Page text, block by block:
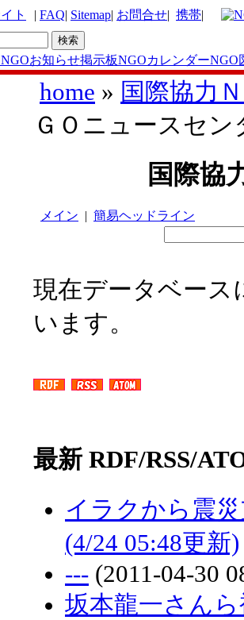
| FAQ| Sitemap| お問合せ| 携帯|
NGOお知らせ掲示板NGOカレンダーNGO
home » 国際協力
ＧＯニュースセン
国際協
メイン | 簡易ヘッドライン
現在データベー
います。
最新 RDF/RSS/
イラクから震
(4/24 05:48更新)
--- (2011-04-30
坂本龍一さん